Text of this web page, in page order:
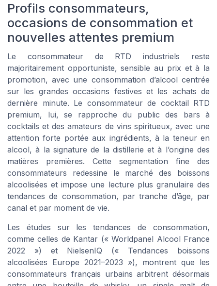
Profils consommateurs,
occasions de consommation et
nouvelles attentes premium
Le consommateur de RTD industriels reste
majoritairement opportuniste, sensible au prix et à la
promotion, avec une consommation d’alcool centrée
sur les grandes occasions festives et les achats de
dernière minute. Le consommateur de cocktail RTD
premium, lui, se rapproche du public des bars à
cocktails et des amateurs de vins spiritueux, avec une
attention forte portée aux ingrédients, à la teneur en
alcool, à la signature de la distillerie et à l’origine des
matières premières. Cette segmentation fine des
consommateurs redessine le marché des boissons
alcoolisées et impose une lecture plus granulaire des
tendances de consommation, par tranche d’âge, par
canal et par moment de vie.
Les études sur les tendances de consommation,
comme celles de Kantar (« Worldpanel Alcool France
2022 ») et NielsenIQ (« Tendances boissons
alcoolisées Europe 2021–2023 »), montrent que les
consommateurs français urbains arbitrent désormais